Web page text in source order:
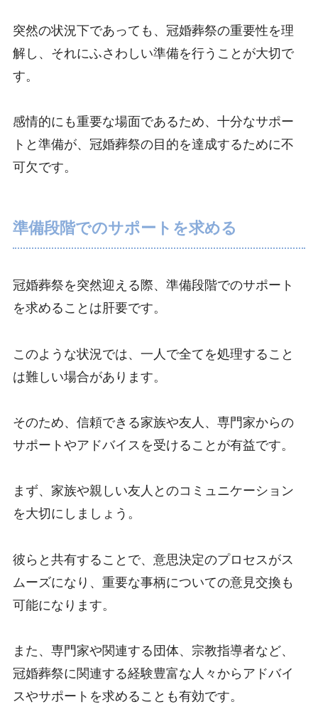
突然の状況下であっても、冠婚葬祭の重要性を理
解し、それにふさわしい準備を行うことが大切で
す。
感情的にも重要な場面であるため、十分なサポー
トと準備が、冠婚葬祭の目的を達成するために不
可欠です。
準備段階でのサポートを求める
冠婚葬祭を突然迎える際、準備段階でのサポート
を求めることは肝要です。
このような状況では、一人で全てを処理すること
は難しい場合があります。
そのため、信頼できる家族や友人、専門家からの
サポートやアドバイスを受けることが有益です。
まず、家族や親しい友人とのコミュニケーション
を大切にしましょう。
彼らと共有することで、意思決定のプロセスがス
ムーズになり、重要な事柄についての意見交換も
可能になります。
また、専門家や関連する団体、宗教指導者など、
冠婚葬祭に関連する経験豊富な人々からアドバイ
スやサポートを求めることも有効です。